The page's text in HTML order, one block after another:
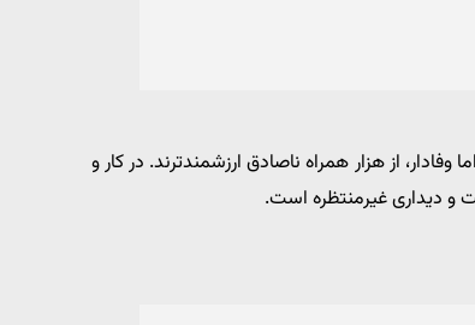
از هزار همراه ناصادق ارزشمندترند. در کار و
و دیداری غیرمنتظره است.